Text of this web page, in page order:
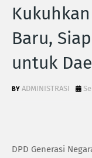
Baru,
untuk
ADMINISTRASI
DPD Generasi